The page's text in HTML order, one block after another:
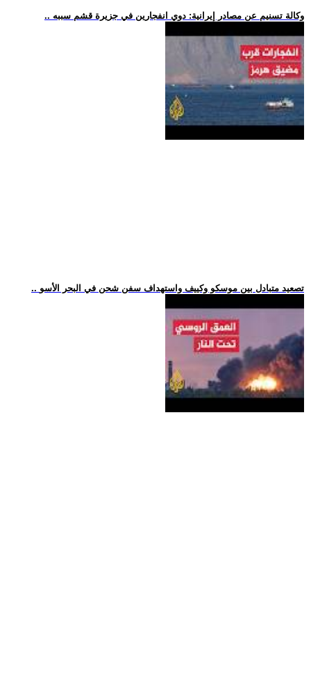
.. وكالة تسنيم عن مصادر إيرانية: دوي انفجارين في جزيرة قشم سببه
.. تصعيد متبادل بين موسكو وكييف واستهداف سفن شحن في البحر الأسو